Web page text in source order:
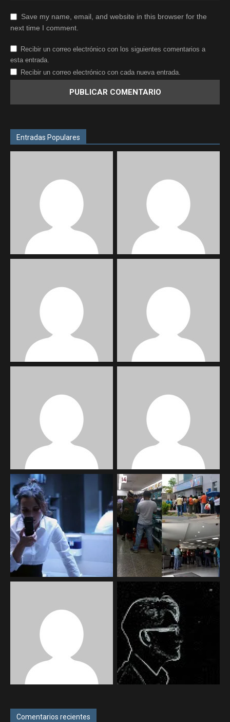
Save my name, email, and website in this browser for the
next time I comment.
Recibir un correo electrónico con los siguientes comentarios a
esta entrada.
Recibir un correo electrónico con cada nueva entrada.
Entradas Populares
Comentarios recientes